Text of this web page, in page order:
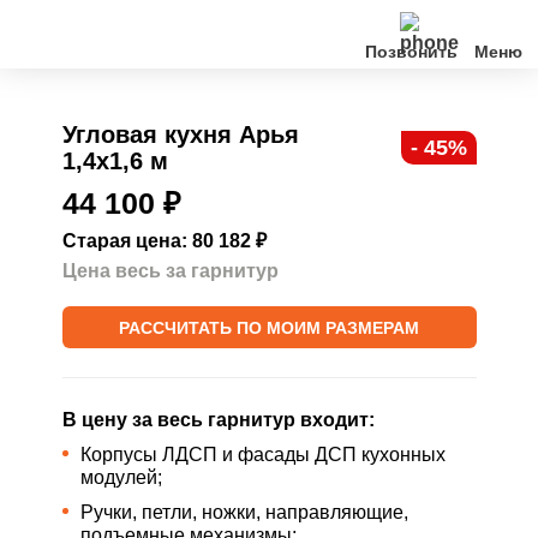
Позвонить
Клиентам
О нас
Акции
Угловая кухня Арья
1,4х1,6 м
- 45%
44 100 ₽
Старая цена: 80 182 ₽
Цена весь за гарнитур
РАССЧИТАТЬ ПО МОИМ РАЗМЕРАМ
В цену за весь гарнитур входит:
Корпусы ЛДСП и фасады ДСП кухонных
модулей;
Ручки, петли, ножки, направляющие,